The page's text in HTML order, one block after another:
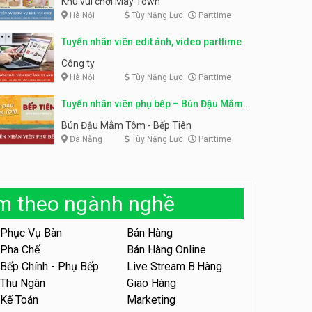
bàn parttime
Tuyển nhân viên tư vấn bán
Shop mỹ phẩm
Tuyển nhân viên bán hàng,
KIBO KIDS
Tuyển nhân viên edit ảnh,
Tuyển nhân viên tiếp thực,
phục vụ bàn
Nhà hàng Phủi Quán
Tuyển nhân viên phục vụ ca
tối – quán kem dừa
Quán kem dừa
Hà Nội Tùy Năng Lực Parttime
Tuyển nhân viên edit ảnh, video parttime
Công ty
Hà Nội Tùy Năng Lực Parttime
Tuyển nhân viên phụ bếp – Bún Đậu Mắm
Tôm – Bếp Tiên
Bún Đậu Mắm Tôm - Bếp Tiên
Đà Nẵng Tùy Năng Lực Parttime
theo ngành nghề
Phục Vụ Bàn
Bán Hàng
Pha Chế
Bán Hàng Online
Bếp Chính - Phụ Bếp
Live Stream B.Hàng
Thu Ngân
Giao Hàng
Kế Toán
Marketing